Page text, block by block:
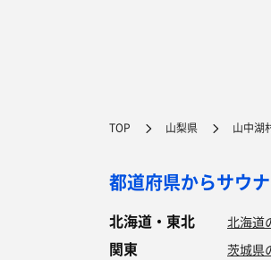
TOP 山梨県 山中湖
都道府県からサウ
北海道・東北 北海道
関東 茨城県